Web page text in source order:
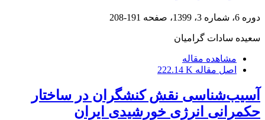
دوره 6، شماره 3، 1399، صفحه 191-208
سعیده سادات گرامیان
مشاهده مقاله
اصل مقاله 222.14 K
آسیب‌شناسی نقش کنشگران در ساختار
حکمرانی انرژی خورشیدی ایران